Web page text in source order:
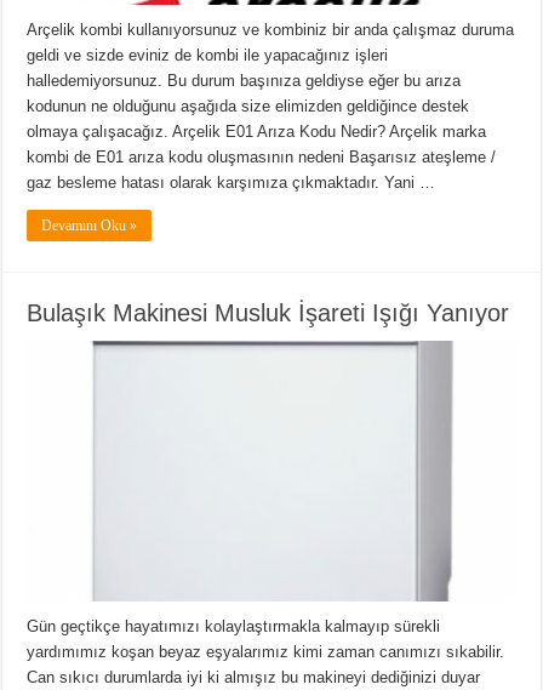
Arçelik kombi kullanıyorsunuz ve kombiniz bir anda çalışmaz duruma
geldi ve sizde eviniz de kombi ile yapacağınız işleri
halledemiyorsunuz. Bu durum başınıza geldiyse eğer bu arıza
kodunun ne olduğunu aşağıda size elimizden geldiğince destek
olmaya çalışacağız. Arçelik E01 Arıza Kodu Nedir? Arçelik marka
kombi de E01 arıza kodu oluşmasının nedeni Başarısız ateşleme /
gaz besleme hatası olarak karşımıza çıkmaktadır. Yani …
Devamını Oku »
Bulaşık Makinesi Musluk İşareti Işığı Yanıyor
Gün geçtikçe hayatımızı kolaylaştırmakla kalmayıp sürekli
yardımımız koşan beyaz eşyalarımız kimi zaman canımızı sıkabilir.
Can sıkıcı durumlarda iyi ki almışız bu makineyi dediğinizi duyar